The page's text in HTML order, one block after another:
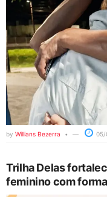
by Willians Bezerra 05/
Trilha Delas
feminino com